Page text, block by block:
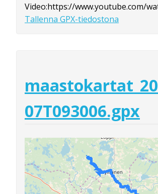
Video:https://www.youtube.com/
Tallenna GPX-tiedostona
07T093006.gpx